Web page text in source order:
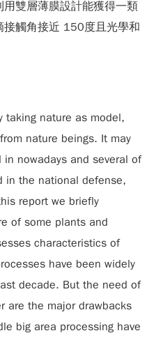
雙層薄膜設計能獲得一類
觸角接近 150度且光學和
taking nature as model,
nature beings. It may
nowadays and several of
in the national defense,
report we briefly
of some plants and
characteristics of
have been widely
decade. But the need of
are the major drawbacks
big area processing have